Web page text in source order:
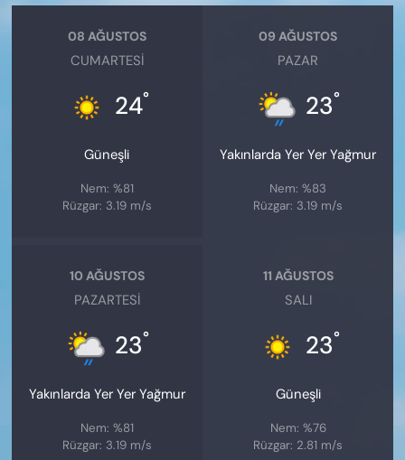
08 AĞUSTOS
CUMARTESI
24°
Güneşli
Nem: %81
Rüzgar: 3.19 m/s
09 AĞUSTOS
PAZAR
23°
Yakınlarda Yer Yer Yağmur
Nem: %83
Rüzgar: 3.19 m/s
10 AĞUSTOS
PAZARTESI
23°
Yakınlarda Yer Yer Yağmur
Nem: %81
Rüzgar: 3.19 m/s
11 AĞUSTOS
SALI
23°
Güneşli
Nem: %76
Rüzgar: 2.81 m/s